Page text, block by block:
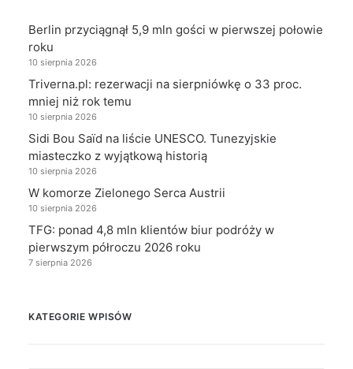
Berlin przyciągnął 5,9 mln gości w pierwszej połowie
roku
10 sierpnia 2026
Triverna.pl: rezerwacji na sierpniówkę o 33 proc.
mniej niż rok temu
10 sierpnia 2026
Sidi Bou Saïd na liście UNESCO. Tunezyjskie
miasteczko z wyjątkową historią
10 sierpnia 2026
W komorze Zielonego Serca Austrii
10 sierpnia 2026
TFG: ponad 4,8 mln klientów biur podróży w
pierwszym półroczu 2026 roku
7 sierpnia 2026
KATEGORIE WPISÓW